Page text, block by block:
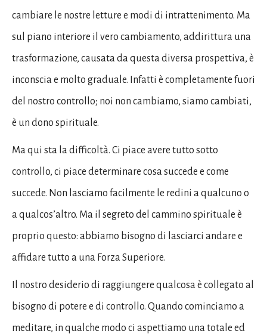
cambiare le nostre letture e modi di intrattenimento. Ma
sul piano interiore il vero cambiamento, addirittura una
trasformazione, causata da questa diversa prospettiva, è
inconscia e molto graduale. Infatti è completamente fuori
del nostro controllo; noi non cambiamo, siamo cambiati,
è un dono spirituale.
Ma qui sta la difficoltà. Ci piace avere tutto sotto
controllo, ci piace determinare cosa succede e come
succede. Non lasciamo facilmente le redini a qualcuno o
a qualcos’altro. Ma il segreto del cammino spirituale è
proprio questo: abbiamo bisogno di lasciarci andare e
affidare tutto a una Forza Superiore.
Il nostro desiderio di raggiungere qualcosa è collegato al
bisogno di potere e di controllo. Quando cominciamo a
meditare, in qualche modo ci aspettiamo una totale ed